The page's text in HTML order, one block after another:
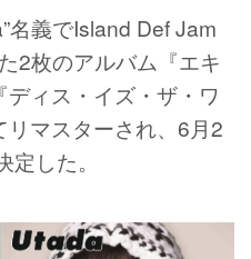
名義でIsland Def Jam
2枚のアルバム『エキ
ィス・イズ・ザ・ワ
マスターされ、6月2
した。